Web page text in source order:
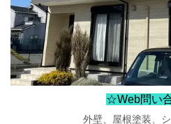
☆Web問い
外壁、屋根塗装、